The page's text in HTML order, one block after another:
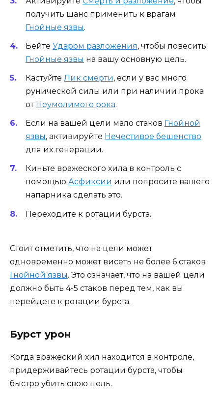
получить шанс применить к врагам
Гнойные язвы.
Бейте Ударом разложения, чтобы повесить
Гнойные язвы на вашу основную цель.
Кастуйте Лик смерти, если у вас много
рунической силы или при наличии прока
от Неумолимого рока.
Если на вашей цели мало стаков Гнойной
язвы, активируйте Нечестивое бешенство
для их генерации.
Киньте вражеского хила в контроль с
помощью Асфиксии или попросите вашего
напарника сделать это.
Переходите к ротации бурста.
Стоит отметить, что на цели может
одновременно может висеть не более 6 стаков
Гнойной язвы. Это означает, что на вашей цели
должно быть 4-5 стаков перед тем, как вы
перейдете к ротации бурста.
Бурст урон
Когда вражеский хил находится в контроле,
придерживайтесь ротации бурста, чтобы
быстро убить свою цель.